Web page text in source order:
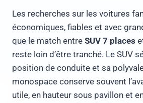
Les recherches sur les voitures
économiques, fiables et avec
que le match entre SUV 7 places
reste loin d’être tranché. Le SUV
position de conduite et sa
monospace conserve souvent
utile, en hauteur sous pavillon et